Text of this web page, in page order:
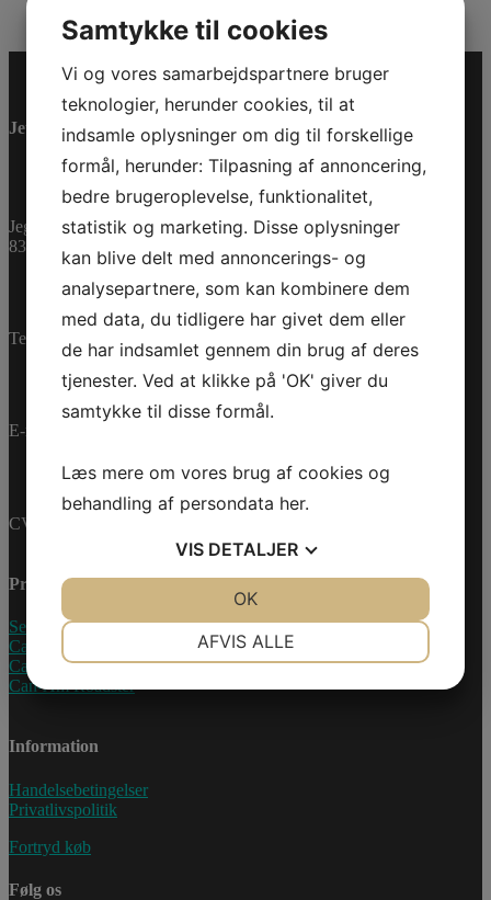
2TG/2XL
antal
Jet-Trade Powersport
Jegstrupvej 280
8361 Hasselager
Telefon:
E-mail:
CVR-nummer: 27233678
Produkter
Sea-Doo Vandscooter
Can-Am ATV
Can-Am UTV
Can-Am Roadster
Information
Handelsebetingelser
Privatlivspolitik
Fortryd køb
Følg os
Samtykke til cookies
Vi og vores samarbejdspartnere bruger
teknologier, herunder cookies, til at
indsamle oplysninger om dig til forskellige
formål, herunder: Tilpasning af annoncering,
bedre brugeroplevelse, funktionalitet,
statistik og marketing. Disse oplysninger
kan blive delt med annoncerings- og
analysepartnere, som kan kombinere dem
med data, du tidligere har givet dem eller
de har indsamlet gennem din brug af deres
tjenester. Ved at klikke på 'OK' giver du
samtykke til disse formål.
Læs mere om vores brug af cookies og
behandling af persondata her.
VIS DETALJER
AFVIS ALLE
OK